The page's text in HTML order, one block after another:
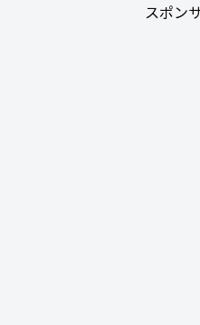
スポン